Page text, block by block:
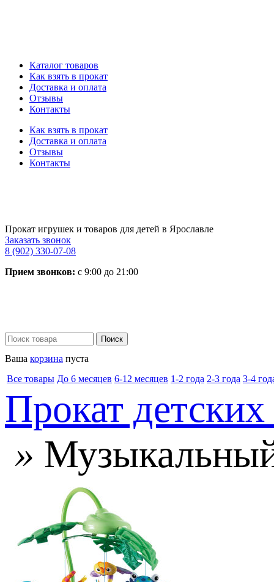
Каталог товаров
Как взять в прокат
Доставка и оплата
Отзывы
Контакты
Как взять в прокат
Доставка и оплата
Отзывы
Контакты
Прокат игрушек и товаров для детей в Ярославле
Заказать звонок
8 (902) 330-07-08
Прием звонков: с 9:00 до 21:00
Ваша корзина пуста
Все товары До 6 месяцев 6-12 месяцев 1-2 года 2-3 года 3-4
Прокат детских
»